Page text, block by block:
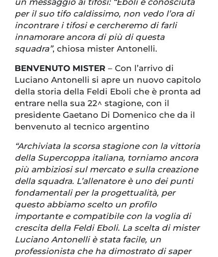
un messaggio ai tifosi: “Eboli è conosciuta
per il suo tifo caldissimo, non vedo l’ora di
incontrare i tifosi e cercheremo di farli
innamorare ancora di più di questa
squadra”, chiosa mister Antonelli.
BENVENUTO MISTER – Con l’arrivo di
Luciano Antonelli si apre un nuovo capitolo
della storia della Feldi Eboli che è pronta ad
entrare nella sua 22^ stagione, con il
presidente Gaetano Di Domenico che da il
benvenuto al tecnico argentino
“Archiviata la scorsa stagione con la vittoria
della Supercoppa italiana, torniamo ancora
più ambiziosi sul mercato e sulla creazione
della squadra. L’allenatore è uno dei punti
fondamentali per la progettualità, per
questo abbiamo scelto un profilo
importante e compatibile con la voglia di
crescita della Feldi Eboli. La scelta di mister
Luciano Antonelli è stata facile, un
professionista che ha dimostrato di saper